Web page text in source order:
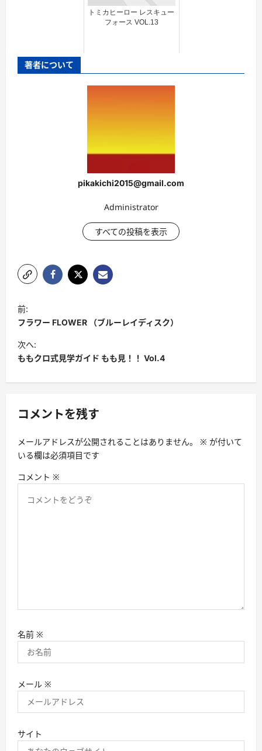
トミカヒーロー レスキュー
フォース VOL.13
著者について
pikakichi2015@gmail.com
Administrator
すべての投稿を表示
投
稿
ナ
ビ
シ
ン
前:
フラワー FLOWER （ブルーレイディスク）
次へ:
ももクロ式見学ガイド もも見！！ Vol.4
コメントを残す
メールアドレスが公開されることはありません。 ※ が付いて
いる欄は必須項目です
コメント ※
名前 ※
メール ※
サイト